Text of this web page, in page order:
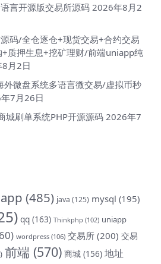
言开源版交易所源码 2026年8月2
码/全仓逐仓+现货交易+合约交易
质押生息+挖矿理财/前端uniapp纯
月2日
外微盘系统多语言微交易/虚拟币秒
7月26日
城刷单系统PHP开源源码 2026年7
app (485) java (125) mysql (195)
qq (163) Thinkphp (102) uniapp
wordpress (106) 交易所 (200) 交易
前端 (570) 商城 (156) 地址